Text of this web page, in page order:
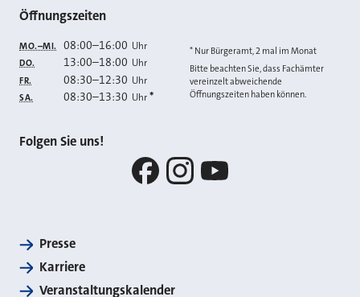
Öffnungszeiten
MO.–MI. 08:00–16:00 Uhr
DO. 13:00–18:00 Uhr
FR. 08:30–12:30 Uhr
SA. 08:30–13:30 Uhr *
* Nur Bürgeramt, 2 mal im Monat
Bitte beachten Sie, dass Fachämter
vereinzelt abweichende
Öffnungszeiten haben können.
Folgen Sie uns!
Presse
Karriere
Veranstaltungskalender